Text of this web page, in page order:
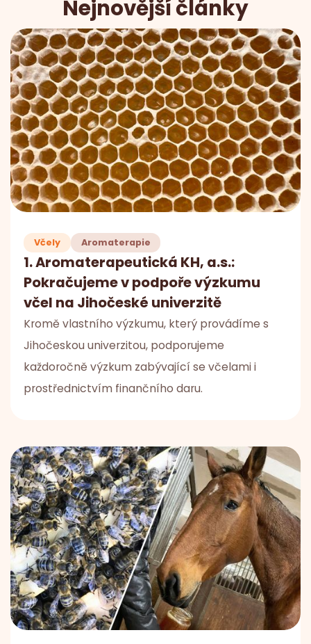
Nejnovější články
Včely Aromaterapie
1. Aromaterapeutická KH, a.s.:
Pokračujeme v podpoře výzkumu
včel na Jihočeské univerzitě
Kromě vlastního výzkumu, který provádíme s
Jihočeskou univerzitou, podporujeme
každoročně výzkum zabývající se včelami i
prostřednictvím finančního daru.